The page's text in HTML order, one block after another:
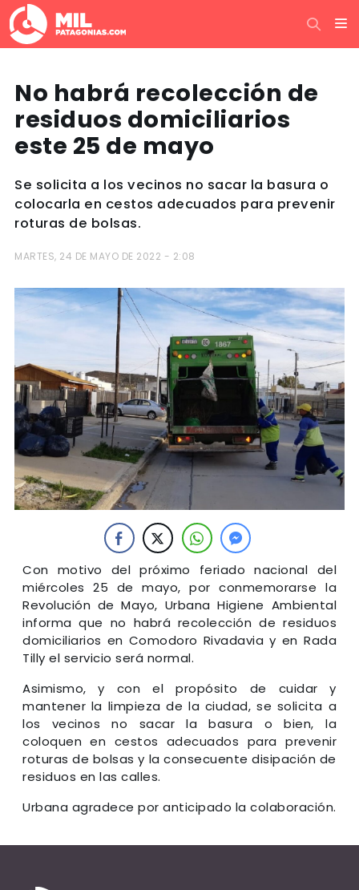
No habrá recolección de
residuos domiciliarios
este 25 de mayo
Se solicita a los vecinos no sacar la basura o
colocarla en cestos adecuados para prevenir
roturas de bolsas.
MARTES, 24 DE MAYO DE 2022 - 2:08
Con motivo del próximo feriado nacional del
miércoles 25 de mayo, por conmemorarse la
Revolución de Mayo, Urbana Higiene Ambiental
informa que no habrá recolección de residuos
domiciliarios en Comodoro Rivadavia y en Rada
Tilly el servicio será normal.
Asimismo, y con el propósito de cuidar y
mantener la limpieza de la ciudad, se solicita a
los vecinos no sacar la basura o bien, la
coloquen en cestos adecuados para prevenir
roturas de bolsas y la consecuente disipación de
residuos en las calles.
Urbana agradece por anticipado la colaboración.